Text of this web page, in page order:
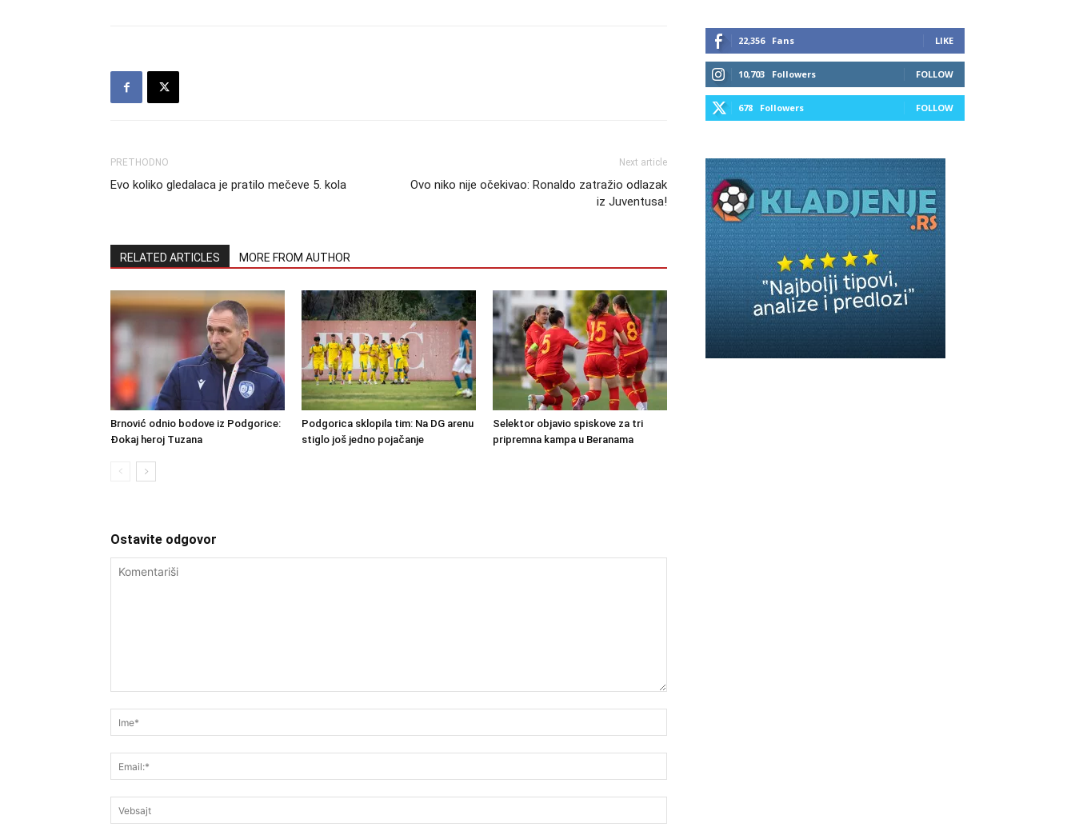
PRETHODNO
Evo koliko gledalaca je pratilo mečeve 5. kola
Next article
Ovo niko nije očekivao: Ronaldo zatražio odlazak
iz Juventusa!
RELATED ARTICLES MORE FROM AUTHOR
Brnović odnio bodove iz Podgorice:
Đokaj heroj Tuzana
Podgorica sklopila tim: Na DG arenu
stiglo još jedno pojačanje
Selektor objavio spiskove za tri
pripremna kampa u Beranama
Ostavite odgovor
22,356 Fans LIKE
10,703 Followers FOLLOW
678 Followers FOLLOW